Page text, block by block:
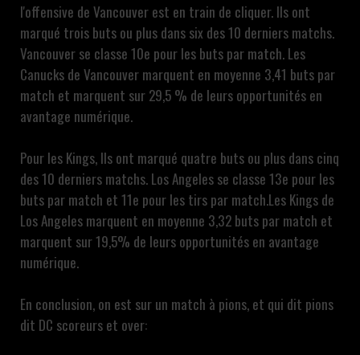
l'offensive de Vancouver est en train de cliquer. Ils ont
marqué trois buts ou plus dans six des 10 derniers matchs.
Vancouver se classe 10e pour les buts par match. Les
Canucks de Vancouver marquent en moyenne 3,41 buts par
match et marquent sur 29,5 % de leurs opportunités en
avantage numérique.
Pour les Kings, Ils ont marqué quatre buts ou plus dans cinq
des 10 derniers matchs. Los Angeles se classe 13e pour les
buts par match et 11e pour les tirs par match.Les Kings de
Los Angeles marquent en moyenne 3,32 buts par match et
marquent sur 19,5% de leurs opportunités en avantage
numérique.
En conclusion, on est sur un match à pions, et qui dit pions
dit DC scoreurs et over: